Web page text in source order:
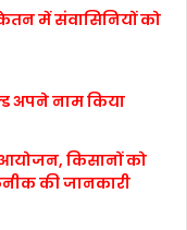
में संवासिनियों को
अपने नाम किया
किसानों को
की जानकारी